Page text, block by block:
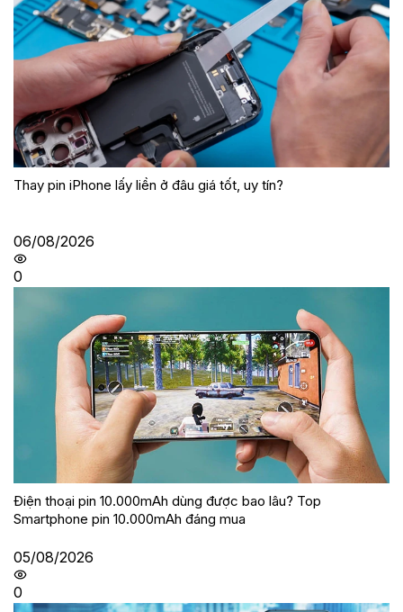
Thay pin iPhone lấy liền ở đâu giá tốt, uy tín?
06/08/2026
0
Điện thoại pin 10.000mAh dùng được bao lâu? Top
Smartphone pin 10.000mAh đáng mua
05/08/2026
0